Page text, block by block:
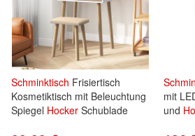
Schminktisch Frisiertisch
Kosmetiktisch mit Beleuchtung
Spiegel Hocker Schublade
mit
und